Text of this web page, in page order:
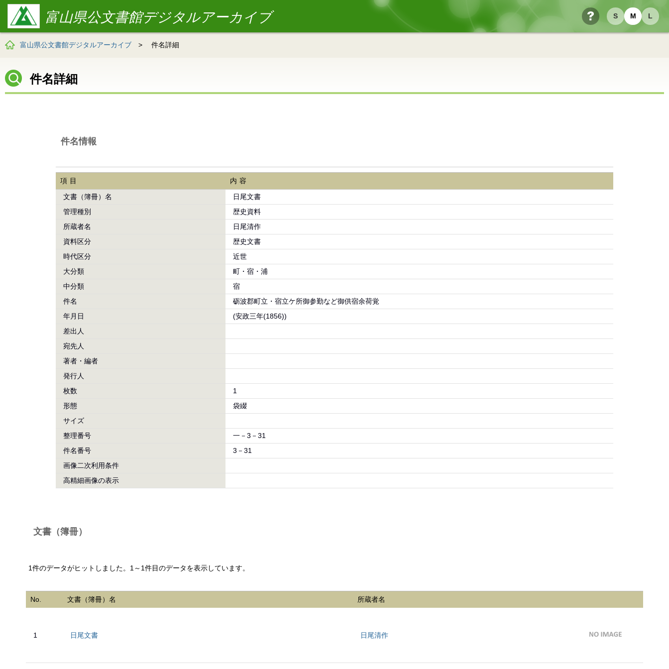
S M L
ヘルプ
富山県公文書館デジタルアーカイブ
富山県公文書館デジタルアーカイブ > 件名詳細
件名詳細
件名情報
項目
内容
文書（簿冊）名
日尾文書
管理種別
歴史資料
所蔵者名
日尾清作
資料区分
歴史文書
時代区分
近世
大分類
町・宿・浦
中分類
宿
件名
砺波郡町立・宿立ケ所御参勤など御供宿余荷覚
年月日
(安政三年(1856))
差出人
宛先人
著者・編者
発行人
枚数
1
形態
袋綴
サイズ
整理番号
一－3－31
件名番号
3－31
画像二次利用条件
高精細画像の表示
文書（簿冊）
1件のデータがヒットしました。1～1件目のデータを表示しています。
No. 文書（簿冊）名 所蔵者名
1 日尾文書 日尾清作